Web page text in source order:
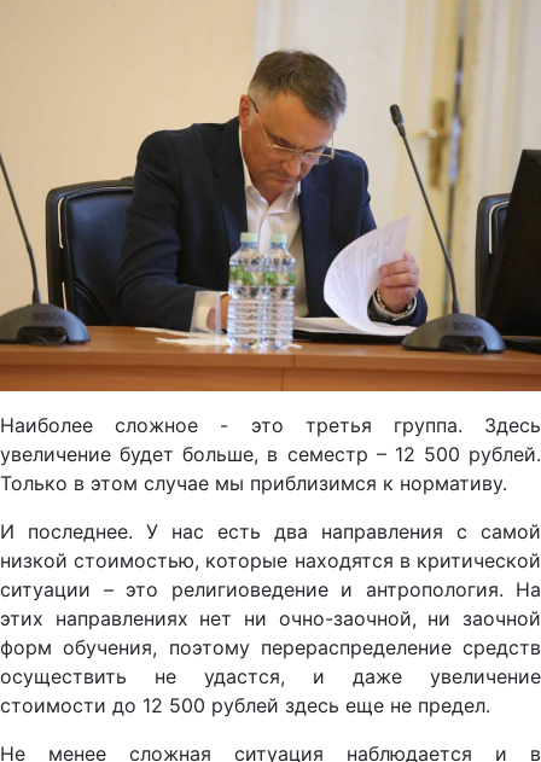
Наиболее сложное - это третья группа. Здесь
увеличение будет больше, в семестр – 12 500 рублей.
Только в этом случае мы приблизимся к нормативу.
И последнее. У нас есть два направления с самой
низкой стоимостью, которые находятся в критической
ситуации – это религиоведение и антропология. На
этих направлениях нет ни очно-заочной, ни заочной
форм обучения, поэтому перераспределение средств
осуществить не удастся, и даже увеличение
стоимости до 12 500 рублей здесь еще не предел.
Не менее сложная ситуация наблюдается и в